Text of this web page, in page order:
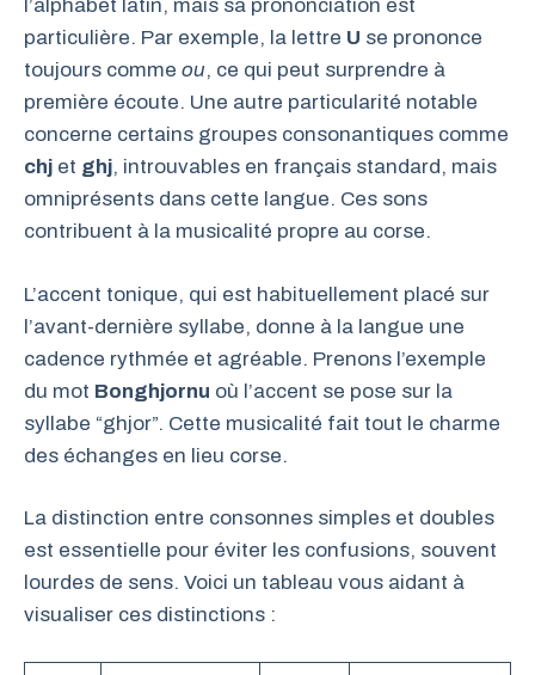
l’alphabet latin, mais sa prononciation est
particulière. Par exemple, la lettre U se prononce
toujours comme ou, ce qui peut surprendre à
première écoute. Une autre particularité notable
concerne certains groupes consonantiques comme
chj et ghj, introuvables en français standard, mais
omniprésents dans cette langue. Ces sons
contribuent à la musicalité propre au corse.
L’accent tonique, qui est habituellement placé sur
l’avant-dernière syllabe, donne à la langue une
cadence rythmée et agréable. Prenons l’exemple
du mot Bonghjornu où l’accent se pose sur la
syllabe “ghjor”. Cette musicalité fait tout le charme
des échanges en lieu corse.
La distinction entre consonnes simples et doubles
est essentielle pour éviter les confusions, souvent
lourdes de sens. Voici un tableau vous aidant à
visualiser ces distinctions :